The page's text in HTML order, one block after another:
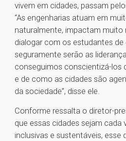
vivem em cidades, passam
“As engenharias atuam em
naturalmente, impactam muito
dialogar com os estudantes de
seguramente serão as
conseguimos conscientizá-los
e de como as cidades são
da sociedade”, disse ele.
Conforme ressalta o diretor-
que essas cidades sejam cada
inclusivas e sustentáveis, esse